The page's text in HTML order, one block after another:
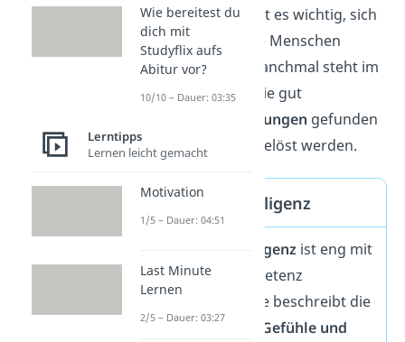
an. Manchmal ist es wichtig, sich
schnell auf neue Menschen
einzustellen
. Manchmal steht im
Vordergrund, wie gut
gemeinsam Lösungen gefunden
oder Konflikte gelöst werden.
Soziale Intelligenz
Soziale Intelligenz ist eng mit
sozialer Kompetenz
verbunden. Sie beschreibt die
Fähigkeit, die
Gefühle und
Wie bereitest du
dich mit
Studyflix aufs
Abitur vor?
10/10 – Dauer: 03:35
Lerntipps
Lernen leicht gemacht
Motivation
1/5 – Dauer: 04:51
Last Minute
Lernen
2/5 – Dauer: 03:27